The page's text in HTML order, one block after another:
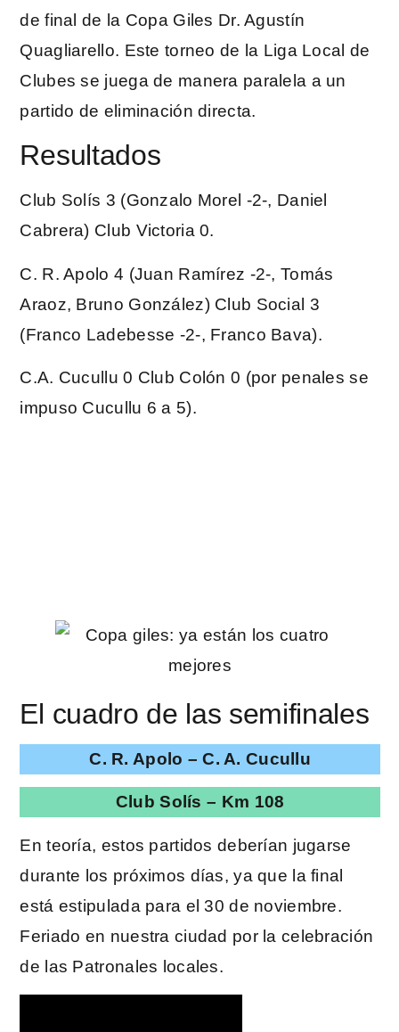
de final de la Copa Giles Dr. Agustín
Quagliarello. Este torneo de la Liga Local de
Clubes se juega de manera paralela a un
partido de eliminación directa.
Resultados
Club Solís 3 (Gonzalo Morel -2-, Daniel
Cabrera) Club Victoria 0.
C. R. Apolo 4 (Juan Ramírez -2-, Tomás
Araoz, Bruno González) Club Social 3
(Franco Ladebesse -2-, Franco Bava).
C.A. Cucullu 0 Club Colón 0 (por penales se
impuso Cucullu 6 a 5).
El cuadro de las semifinales
C. R. Apolo – C. A. Cucullu
Club Solís – Km 108
En teoría, estos partidos deberían jugarse
durante los próximos días, ya que la final
está estipulada para el 30 de noviembre.
Feriado en nuestra ciudad por la celebración
de las Patronales locales.